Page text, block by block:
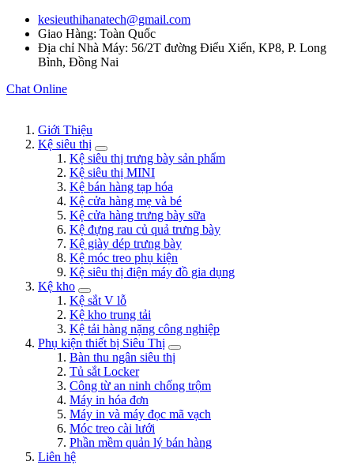
kesieuthihanatech@gmail.com
Giao Hàng: Toàn Quốc
Địa chỉ Nhà Máy: 56/2T đường Điểu Xiển, KP8, P. Long
Bình, Đồng Nai
Chat Online
Giới Thiệu
Kệ siêu thị
Kệ siêu thị trưng bày sản phẩm
Kệ siêu thị MINI
Kệ bán hàng tạp hóa
Kệ cửa hàng mẹ và bé
Kệ cửa hàng trưng bày sữa
Kệ đựng rau củ quả trưng bày
Kệ giày dép trưng bày
Kệ móc treo phụ kiện
Kệ siêu thị điện máy đồ gia dụng
Kệ kho
Kệ sắt V lỗ
Kệ kho trung tải
Kệ tải hàng nặng công nghiệp
Phụ kiện thiết bị Siêu Thị
Bàn thu ngân siêu thị
Tủ sắt Locker
Công từ an ninh chống trộm
Máy in hóa đơn
Máy in và máy đọc mã vạch
Móc treo cài lưới
Phần mềm quản lý bán hàng
Liên hệ